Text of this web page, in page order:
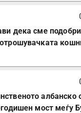
дека сме
албанско
мост меѓу